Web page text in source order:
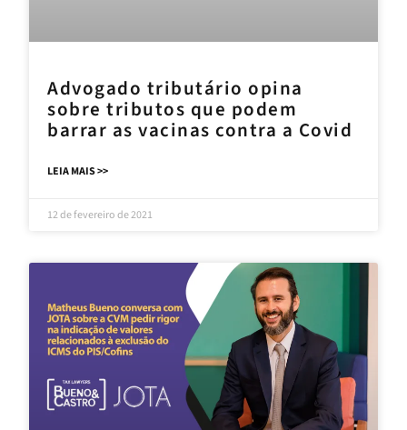
Advogado tributário opina
sobre tributos que podem
barrar as vacinas contra a Covid
LEIA MAIS >>
12 de fevereiro de 2021